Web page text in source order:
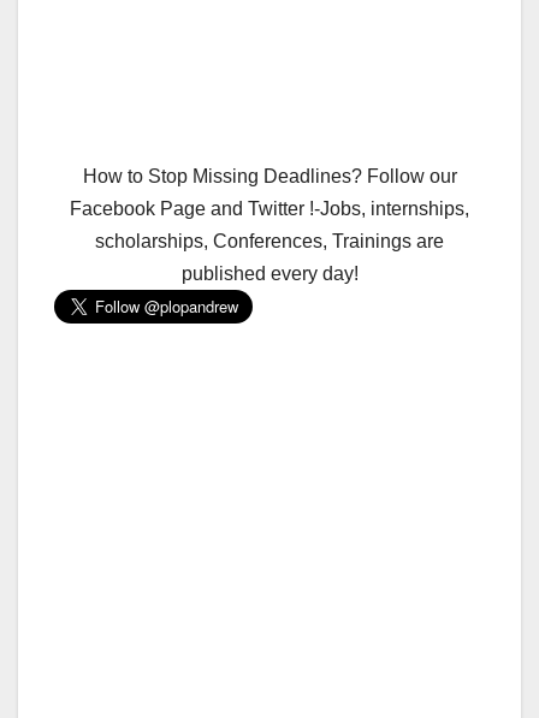
How to Stop Missing Deadlines? Follow our
Facebook Page and Twitter !-Jobs, internships,
scholarships, Conferences, Trainings are
published every day!